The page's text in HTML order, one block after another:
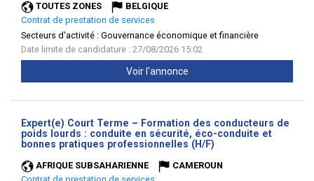
TOUTES ZONES
BELGIQUE
Contrat de prestation de services
Secteurs d'activité : Gouvernance économique et financière
Date limite de candidature : 27/08/2026 15:02
Voir l'annonce
Expert(e) Court Terme – Formation des conducteurs de
poids lourds : conduite en sécurité, éco-conduite et
bonnes pratiques professionnelles (H/F)
AFRIQUE SUBSAHARIENNE
CAMEROUN